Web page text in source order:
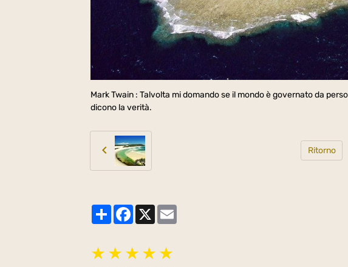
Mark Twain : Talvolta mi domando se il mondo è governato da
dicono la verità.
Ritorno
PartagerFacebook
X
★ ★ ★ ★ ★